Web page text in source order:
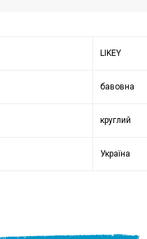
LIKEY
бавовна
круглий
Україна